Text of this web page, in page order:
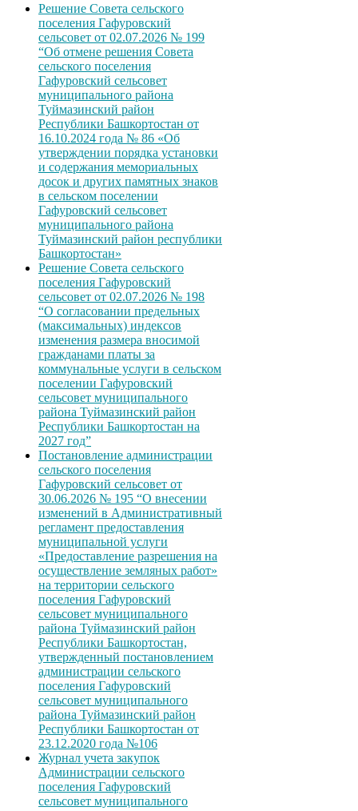
Решение Совета сельского
поселения Гафуровский
сельсовет от 02.07.2026 № 199
“Об отмене решения Совета
сельского поселения
Гафуровский сельсовет
муниципального района
Туймазинский район
Республики Башкортостан от
16.10.2024 года № 86 «Об
утверждении порядка установки
и содержания мемориальных
досок и других памятных знаков
в сельском поселении
Гафуровский сельсовет
муниципального района
Туймазинский район республики
Башкортостан»
Решение Совета сельского
поселения Гафуровский
сельсовет от 02.07.2026 № 198
“О согласовании предельных
(максимальных) индексов
изменения размера вносимой
гражданами платы за
коммунальные услуги в сельском
поселении Гафуровский
сельсовет муниципального
района Туймазинский район
Республики Башкортостан на
2027 год”
Постановление администрации
сельского поселения
Гафуровский сельсовет от
30.06.2026 № 195 “О внесении
изменений в Административный
регламент предоставления
муниципальной услуги
«Предоставление разрешения на
осуществление земляных работ»
на территории сельского
поселения Гафуровский
сельсовет муниципального
района Туймазинский район
Республики Башкортостан,
утвержденный постановлением
администрации сельского
поселения Гафуровский
сельсовет муниципального
района Туймазинский район
Республики Башкортостан от
23.12.2020 года №106
Журнал учета закупок
Администрации сельского
поселения Гафуровский
сельсовет муниципального